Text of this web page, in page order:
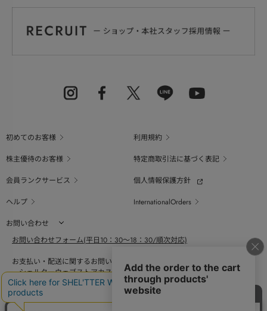
初めてのお客様
利用規約
株主優待のお客様
特定商取引法に基づく表記
会員ランクサービス
個人情報保護方針
ヘルプ
InternationalOrders
お問い合わせ
お問い合わせフォーム(平日10：30～18：30/順次対応)
お支払い・配送に関するお問い合わせ（平日10：30～18：00）
シェルターウェブストアカスタマーセンター
0800-123-6820
商品の素材、サイズ、仕様等に関するお問い合せ（平日10：30～18：00）
バロックジャパンリミテッドコールセンター